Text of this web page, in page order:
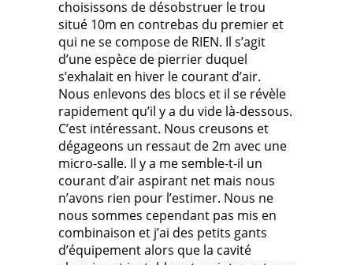
choisissons de désobstruer le trou
situé 10m en contrebas du premier et
qui ne se compose de RIEN. Il s’agit
d’une espèce de pierrier duquel
s’exhalait en hiver le courant d’air.
Nous enlevons des blocs et il se révèle
rapidement qu’il y a du vide là-dessous.
C’est intéressant. Nous creusons et
dégageons un ressaut de 2m avec une
micro-salle. Il y a me semble-t-il un
courant d’air aspirant net mais nous
n’avons rien pour l’estimer. Nous ne
nous sommes cependant pas mis en
combinaison et j’ai des petits gants
d’équipement alors que la cavité